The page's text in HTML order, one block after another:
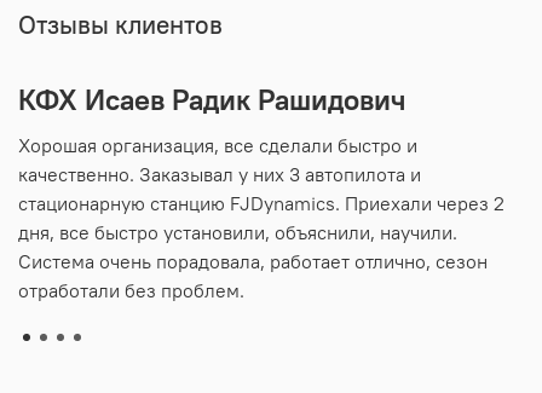
Отзывы клиентов
КФХ Исаев Радик Рашидович
Хорошая организация, все сделали быстро и
качественно. Заказывал у них 3 автопилота и
стационарную станцию FJDynamics. Приехали через 2
дня, все быстро установили, объяснили, научили.
Система очень порадовала, работает отлично, сезон
отработали без проблем.